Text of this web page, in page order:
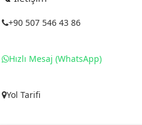
+90 507 546 43 86
Hızlı Mesaj (WhatsApp)
Yol Tarifi